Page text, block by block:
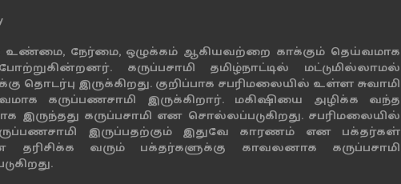
உண்மை, நேர்மை, ஒழுக்கம் ஆகியவற்றை காக்கும் தெய்வமாக
கருப்பசாமி தமிழ்நாட்டில் மட்டுமில்லாமல்
தொடர்பு இருக்கிறது. குறிப்பாக சபரிமலையில் உள்ள சுவாமி
கருப்பணசாமி இருக்கிறார். மகிஷியை அழிக்க வந்த
இருந்தது கருப்பசாமி என சொல்லப்படுகிறது. சபரிமலையில்
இருப்பதற்கும் இதுவே காரணம் என பக்தர்கள்
தரிசிக்க வரும் பக்தர்களுக்கு காவலனாக கருப்பசாமி